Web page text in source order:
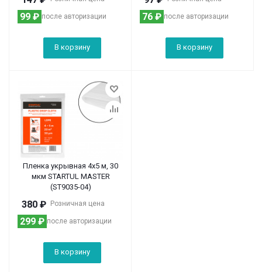
после авторизации
99 ₽
В корзину
после авторизации
76 ₽
В корзину
Пленка укрывная 4x5 м, 30
мкм STARTUL MASTER
(ST9035-04)
Розничная цена
380 ₽
после авторизации
299 ₽
В корзину